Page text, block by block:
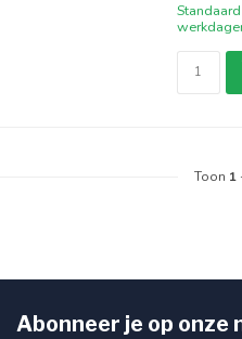
Toon 1
Abonneer je op onze